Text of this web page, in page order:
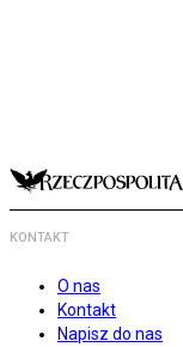
KONTAKT
O nas
Kontakt
Napisz do nas